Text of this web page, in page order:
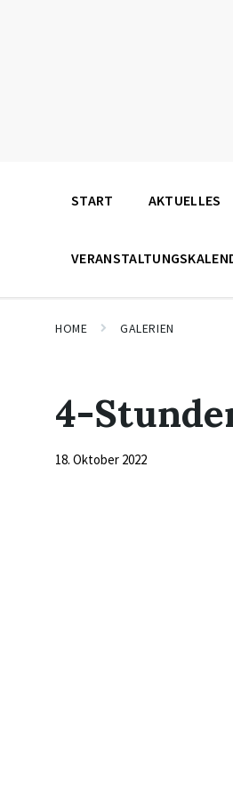
START AKTUELLES
HOME GALERIEN
4-
18. Oktober 2022